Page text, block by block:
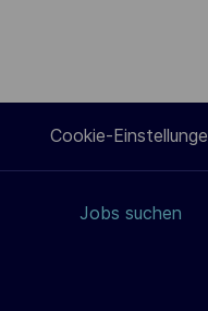
Cookie-
Jobs suchen